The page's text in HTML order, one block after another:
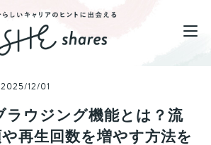
2025/12/01
ラウジング機能とは？流
再生回数を増やす方法を